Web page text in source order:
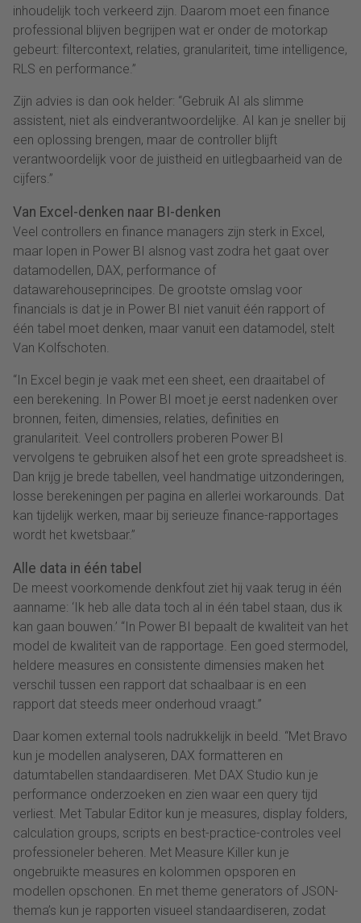
inhoudelijk toch verkeerd zijn. Daarom moet een finance
professional blijven begrijpen wat er onder de motorkap
gebeurt: filtercontext, relaties, granulariteit, time intelligence,
RLS en performance.”
Zijn advies is dan ook helder: “Gebruik AI als slimme
assistent, niet als eindverantwoordelijke. AI kan je sneller bij
een oplossing brengen, maar de controller blijft
verantwoordelijk voor de juistheid en uitlegbaarheid van de
cijfers.”
Van Excel-denken naar BI-denken
Veel controllers en finance managers zijn sterk in Excel,
maar lopen in Power BI alsnog vast zodra het gaat over
datamodellen, DAX, performance of
datawarehouseprincipes. De grootste omslag voor
financials is dat je in Power BI niet vanuit één rapport of
één tabel moet denken, maar vanuit een datamodel, stelt
Van Kolfschoten.
“In Excel begin je vaak met een sheet, een draaitabel of
een berekening. In Power BI moet je eerst nadenken over
bronnen, feiten, dimensies, relaties, definities en
granulariteit. Veel controllers proberen Power BI
vervolgens te gebruiken alsof het een grote spreadsheet is.
Dan krijg je brede tabellen, veel handmatige uitzonderingen,
losse berekeningen per pagina en allerlei workarounds. Dat
kan tijdelijk werken, maar bij serieuze finance-rapportages
wordt het kwetsbaar.”
Alle data in één tabel
De meest voorkomende denkfout ziet hij vaak terug in één
aanname: ‘Ik heb alle data toch al in één tabel staan, dus ik
kan gaan bouwen.’ “In Power BI bepaalt de kwaliteit van het
model de kwaliteit van de rapportage. Een goed stermodel,
heldere measures en consistente dimensies maken het
verschil tussen een rapport dat schaalbaar is en een
rapport dat steeds meer onderhoud vraagt.”
Daar komen external tools nadrukkelijk in beeld. “Met Bravo
kun je modellen analyseren, DAX formatteren en
datumtabellen standaardiseren. Met DAX Studio kun je
performance onderzoeken en zien waar een query tijd
verliest. Met Tabular Editor kun je measures, display folders,
calculation groups, scripts en best-practice-controles veel
professioneler beheren. Met Measure Killer kun je
ongebruikte measures en kolommen opsporen en
modellen opschonen. En met theme generators of JSON-
thema’s kun je rapporten visueel standaardiseren, zodat